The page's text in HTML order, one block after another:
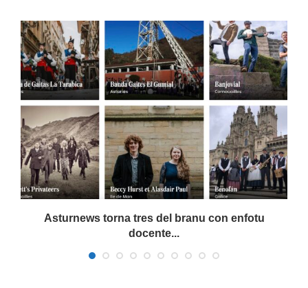
Asturnews torna tres del branu con enfotu
docente...